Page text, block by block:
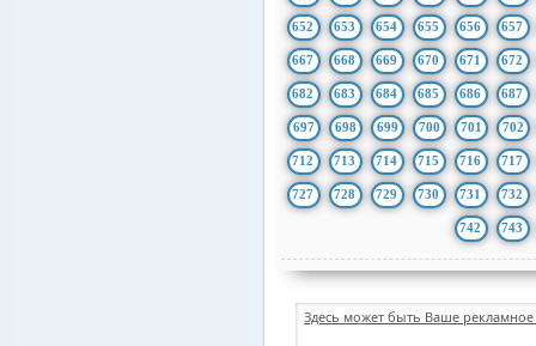
652 653 654 655 656 657
667 668 669 670 671 672
682 683 684 685 686 687
697 698 699 700 701 702
712 713 714 715 716 717
727 728 729 730 731 732
742 743
Здесь может быть Ваше